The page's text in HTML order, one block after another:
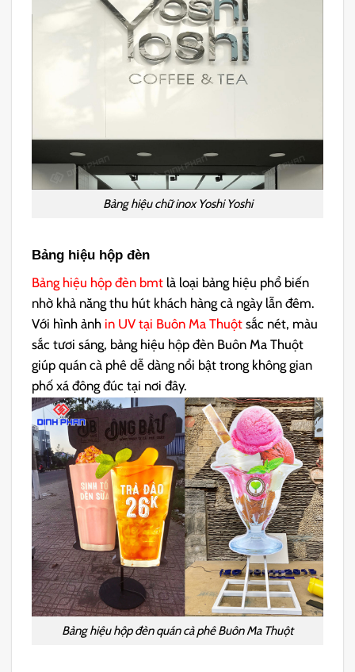
Bảng hiệu chữ inox Yoshi Yoshi
Bảng hiệu hộp đèn
Bảng hiệu hộp đèn bmt là loại bảng hiệu phổ biến
nhờ khả năng thu hút khách hàng cả ngày lẫn đêm.
Với hình ảnh in UV tại Buôn Ma Thuột sắc nét, màu
sắc tươi sáng, bảng hiệu hộp đèn Buôn Ma Thuột
giúp quán cà phê dễ dàng nổi bật trong không gian
phố xá đông đúc tại nơi đây.
Bảng hiệu hộp đèn quán cà phê Buôn Ma Thuột